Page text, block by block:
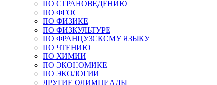
ПО СТРАНОВЕДЕНИЮ
ПО ФГОС
ПО ФИЗИКЕ
ПО ФИЗКУЛЬТУРЕ
ПО ФРАНЦУЗСКОМУ ЯЗЫКУ
ПО ЧТЕНИЮ
ПО ХИМИИ
ПО ЭКОНОМИКЕ
ПО ЭКОЛОГИИ
ДРУГИЕ ОЛИМПИАДЫ